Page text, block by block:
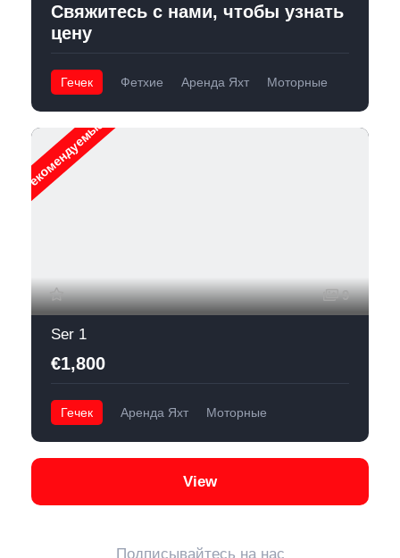
Свяжитесь с нами, чтобы узнать
цену
Гечек Фетхие Аренда Яхт Моторные
Рекомендуемые
9
Ser 1
€1,800
Гечек Аренда Яхт Моторные
Подписывайтесь на нас
View